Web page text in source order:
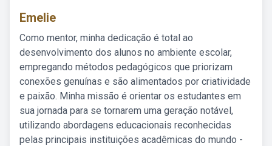
Emelie
Como mentor, minha dedicação é total ao
desenvolvimento dos alunos no ambiente escolar,
empregando métodos pedagógicos que priorizam
conexões genuínas e são alimentados por criatividade
e paixão. Minha missão é orientar os estudantes em
sua jornada para se tornarem uma geração notável,
utilizando abordagens educacionais reconhecidas
pelas principais instituições acadêmicas do mundo -